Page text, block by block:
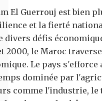
El Guerrouj est bien
et la fierté
divers défis
2000, le Maroc
Le pays
dominée par
comme l'industrie,